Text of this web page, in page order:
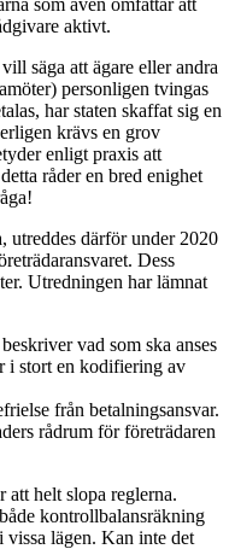
aktivt.
säga att ägare eller andra
personligen tvingas
har staten skaffat sig en
krävs en grov
enligt praxis att
råder en bred enighet
utreddes därför under 2020
Dess
Utredningen har lämnat
vad som ska anses
i stort en kodifiering av
från betalningsansvar.
rådrum för företrädaren
att helt slopa reglerna.
kontrollbalansräkning
vissa lägen. Kan inte det